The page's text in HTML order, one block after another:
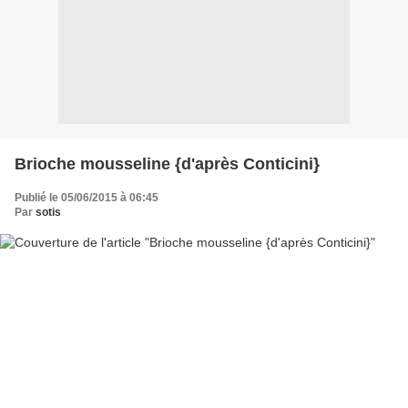
Brioche mousseline {d'après Conticini}
Publié le 05/06/2015 à 06:45
Par sotis